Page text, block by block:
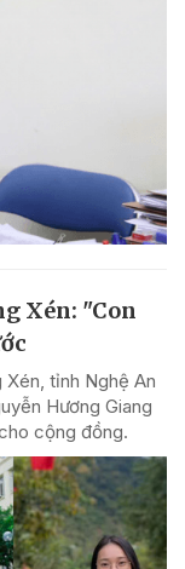
Xén: "Con
tỉnh Nghệ An
Hương Giang
cộng đồng.